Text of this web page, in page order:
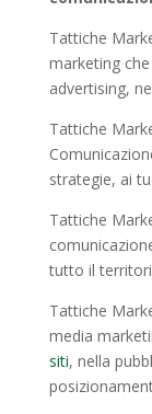
Tattiche
marketing
advertising,
Tattiche
strategie, ai
Tattiche
tutto il
Tattiche
media
siti, nella